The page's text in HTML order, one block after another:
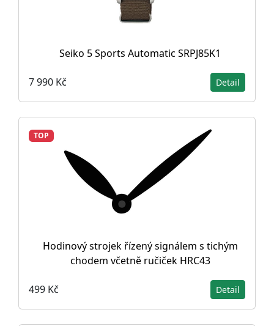
Seiko 5 Sports Automatic SRPJ85K1
7 990 Kč Detail
TOP
Hodinový strojek řízený signálem s tichým
chodem včetně ručiček HRC43
499 Kč Detail